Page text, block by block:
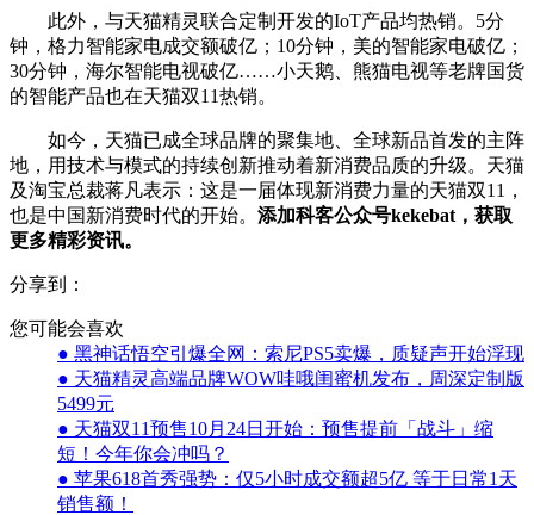
此外，与天猫精灵联合定制开发的IoT产品均热销。5分
钟，格力智能家电成交额破亿；10分钟，美的智能家电破亿；
30分钟，海尔智能电视破亿……小天鹅、熊猫电视等老牌国货
的智能产品也在天猫双11热销。
如今，天猫已成全球品牌的聚集地、全球新品首发的主阵
地，用技术与模式的持续创新推动着新消费品质的升级。天猫
及淘宝总裁蒋凡表示：这是一届体现新消费力量的天猫双11，
也是中国新消费时代的开始。 添加科客公众号kekebat，获取
更多精彩资讯。
分享到：
您可能会喜欢
● 黑神话悟空引爆全网：索尼PS5卖爆，质疑声开始浮现
● 天猫精灵高端品牌WOW哇哦闺蜜机发布，周深定制版
5499元
● 天猫双11预售10月24日开始：预售提前「战斗」缩
短！今年你会冲吗？
● 苹果618首秀强势：仅5小时成交额超5亿 等于日常1天
销售额！